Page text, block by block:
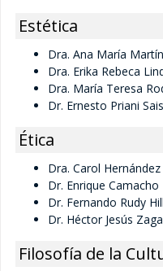
Internos
Internos
Estética
Dra. Ana María
Dra. Erika Rebeca
Dra. María Teresa
Dr. Ernesto Priani
Ética
Dra. Carol
Dr. Enrique Camacho
Dr. Fernando Rudy
Dr. Héctor Jesús
Filosofía de la